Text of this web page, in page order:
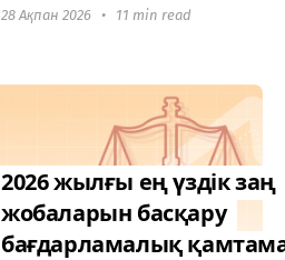
үшін мықты жобаларды
басқару бағдарламасы
28 Ақпан 2026 • 11 min read
2026 жылғы ең үздік заң
жобаларын басқару
бағдарламалық